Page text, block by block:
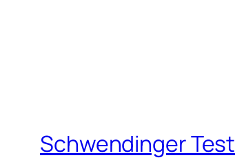
Schwendinger Test